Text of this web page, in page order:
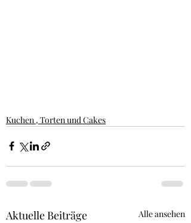
Kuchen , Torten und Cakes
Aktuelle Beiträge Alle ansehen